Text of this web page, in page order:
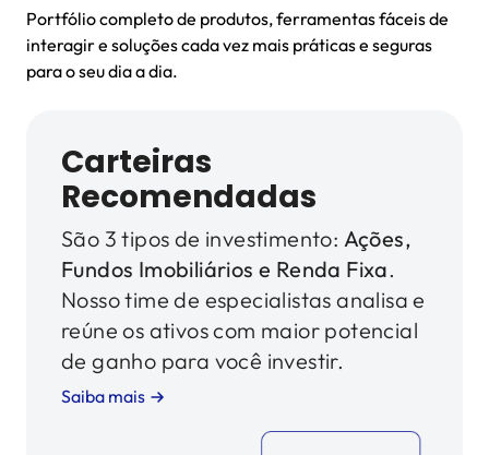
Portfólio completo de produtos, ferramentas fáceis de
interagir e soluções cada vez mais práticas e seguras
para o seu dia a dia.
Carteiras
Recomendadas
São 3 tipos de investimento: Ações,
Fundos Imobiliários e Renda Fixa.
Nosso time de especialistas analisa e
reúne os ativos com maior potencial
de ganho para você investir.
Saiba mais